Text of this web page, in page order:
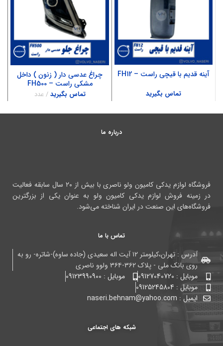
آینه قدیم با قیچی راست – FH12
تماس بگیرید
چراغ عدسی دار ( زنون ) داخل
مشکی راست – FH500
تماس بگیرید عدد
درباره ما
فروشگاه لوازم یدکی کامیون ولو ناصری با بیش از ۲۰ سال سابقه فعالیت
در زمینه فروش لوازم یدکی کامیون ولو به عنوان یکی از بزرگترین
فروشگاه‌های این صنعت در ایران شناخته می‌شود.
تماس با ما
آدرس : تهران،کیلومتر ۱۲ آیت اله سعیدی (جاده ساوه)-شاتره- رو به
روی بانک ملی - پلاک ۳۶۲-۳۶۴ ولوو ناصری
موبایل : 09127040720
موبایل : 09123990900
موبایل : 09125245804
ایمیل : naseri.behnam@yahoo.com
شبکه های اجتماعی